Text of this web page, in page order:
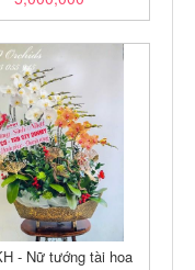
- Nữ tướng tài hoa